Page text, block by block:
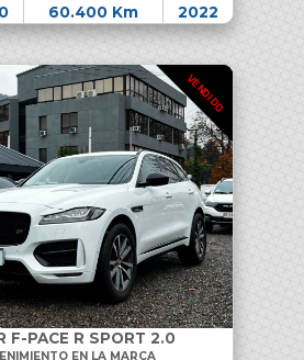
60.400 Km 2022
VENDIDO
F-PACE R SPORT 2.0
EN LA MARCA